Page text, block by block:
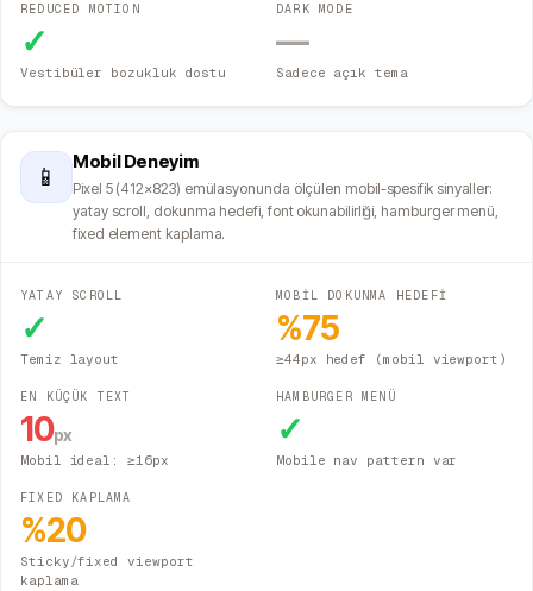
REDUCED MOTION
✓
Vestibüler bozukluk dostu
DARK MODE
—
Sadece açık tema
📱
Mobil Deneyim
Pixel 5 (412×823) emülasyonunda ölçülen mobil-spesifik sinyaller:
yatay scroll, dokunma hedefi, font okunabilirliği, hamburger menü,
fixed element kaplama.
YATAY SCROLL
✓
Temiz layout
MOBİL DOKUNMA HEDEFİ
%75
≥44px hedef (mobil viewport)
EN KÜÇÜK TEXT
10px
Mobil ideal: ≥16px
HAMBURGER MENÜ
✓
Mobile nav pattern var
FIXED KAPLAMA
%20
Sticky/fixed viewport
kaplama